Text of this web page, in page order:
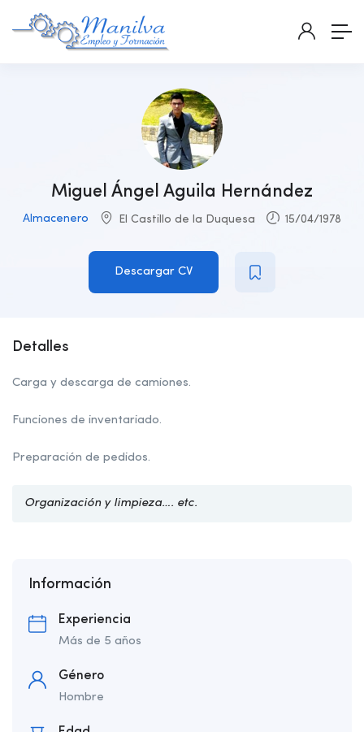
Miguel Ángel Aguila Hernández
Almacenero El Castillo de la Duquesa 15/04/1978
Descargar CV
Detalles
Carga y descarga de camiones.
Funciones de inventariado.
Preparación de pedidos.
Organización y limpieza…. etc.
Información
Experiencia
Más de 5 años
Género
Hombre